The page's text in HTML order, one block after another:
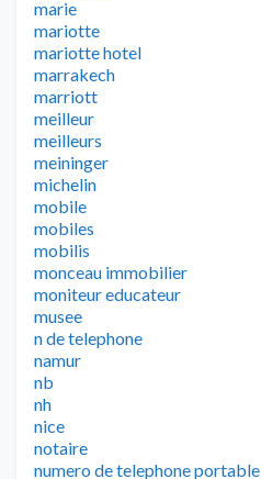
marie
mariotte
mariotte hotel
marrakech
marriott
meilleur
meilleurs
meininger
michelin
mobile
mobiles
mobilis
monceau immobilier
moniteur educateur
musee
n de telephone
namur
nb
nh
nice
notaire
numero de telephone portable